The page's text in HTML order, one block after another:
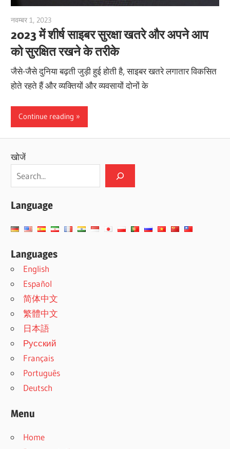
नवम्बर 1, 2023
2023 में शीर्ष साइबर सुरक्षा खतरे और अपने आप
को सुरक्षित रखने के तरीके
जैसे-जैसे दुनिया बढ़ती जुड़ी हुई होती है, साइबर खतरे लगातार विकसित
होते रहते हैं और व्यक्तियों और व्यवसायों दोनों के
Continue reading
खोजें
Language
Languages
English
Español
简体中文
繁體中文
日本語
Русский
Français
Português
Deutsch
Menu
Home